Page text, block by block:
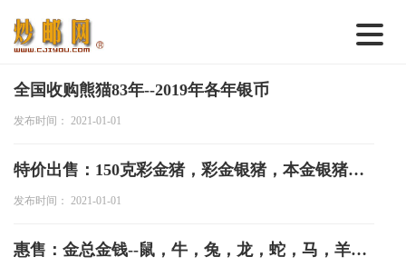
首 页
钱币行情
全国收购熊猫83年--2019年各年银币
发布时间： 2021-01-01
特价出售：150克彩金猪，彩金银猪，本金银猪，梅花金银猪
发布时间： 2021-01-01
惠售：金总金钱--鼠，牛，兔，龙，蛇，马，羊狗-猪